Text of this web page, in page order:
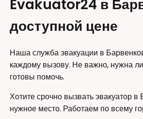
Evakuator24 в
доступной цене
Наша служба эвакуации в
каждому вызову. Не важно, нужна
готовы помочь.
Хотите срочно вызвать эвакуатор
нужное место. Работаем по всему